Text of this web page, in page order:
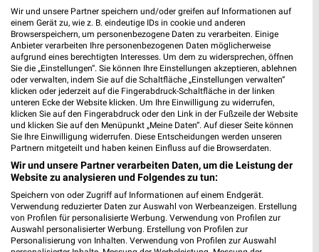
Heute 09:00 - 18:30 Uhr | Geöffnet
616,49 km • Angebote: 1 Prospekt
Getränke Finkbeiner Baiersbronn-Mitteltal
Max-Eyth-Str. 19
72270 Baiersbronn-Mitteltal
Heute 08:00 - 12:15 13:30 - 18:30 Uhr |
Geöffnet
571,65 km
FRISTO Haigerloch
Gruoler Straße 14
Wir und unsere Partner speichern und/oder greifen auf Informationen auf
einem Gerät zu, wie z. B. eindeutige IDs in cookie und anderen
Browserspeichern, um personenbezogene Daten zu verarbeiten. Einige
Anbieter verarbeiten Ihre personenbezogenen Daten möglicherweise
aufgrund eines berechtigten Interesses. Um dem zu widersprechen, öffnen
Sie die „Einstellungen“. Sie können Ihre Einstellungen akzeptieren, ablehnen
oder verwalten, indem Sie auf die Schaltfläche „Einstellungen verwalten“
klicken oder jederzeit auf die Fingerabdruck-Schaltfläche in der linken
unteren Ecke der Website klicken. Um Ihre Einwilligung zu widerrufen,
klicken Sie auf den Fingerabdruck oder den Link in der Fußzeile der Website
und klicken Sie auf den Menüpunkt „Meine Daten“. Auf dieser Seite können
Sie Ihre Einwilligung widerrufen. Diese Entscheidungen werden unseren
Partnern mitgeteilt und haben keinen Einfluss auf die Browserdaten.
Wir und unsere Partner verarbeiten Daten, um die Leistung der
Website zu analysieren und Folgendes zu tun:
Speichern von oder Zugriff auf Informationen auf einem Endgerät.
Verwendung reduzierter Daten zur Auswahl von Werbeanzeigen. Erstellung
von Profilen für personalisierte Werbung. Verwendung von Profilen zur
Auswahl personalisierter Werbung. Erstellung von Profilen zur
Personalisierung von Inhalten. Verwendung von Profilen zur Auswahl